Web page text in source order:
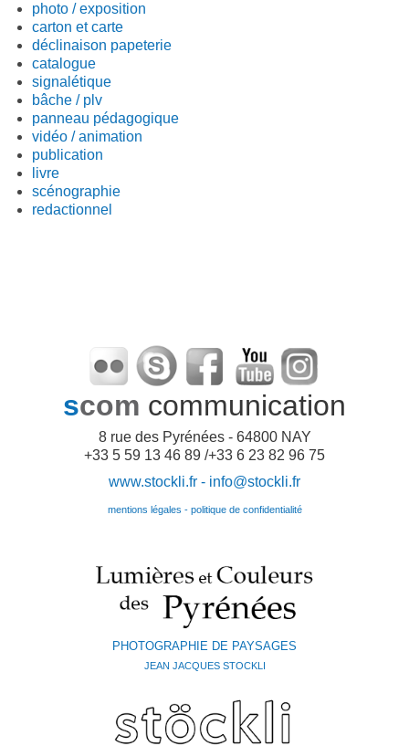
photo / exposition
carton et carte
déclinaison papeterie
catalogue
signalétique
bâche / plv
panneau pédagogique
vidéo / animation
publication
livre
scénographie
redactionnel
scom communication
8 rue des Pyrénées - 64800 NAY
+33 5 59 13 46 89 /+33 6 23 82 96 75
www.stockli.fr - info@stockli.fr
mentions légales - politique de confidentialité
PHOTOGRAPHIE DE PAYSAGES
JEAN JACQUES STOCKLI